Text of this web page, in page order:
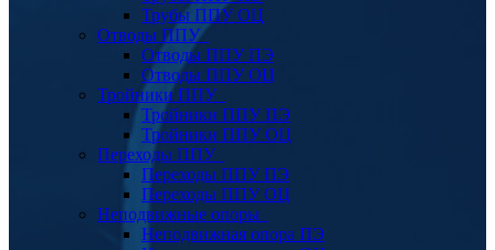
Трубы ППУ ОЦ
Отводы ППУ
Отводы ППУ ПЭ
Отводы ППУ ОЦ
Тройники ППУ
Тройники ППУ ПЭ
Тройники ППУ ОЦ
Переходы ППУ
Переходы ППУ ПЭ
Переходы ППУ ОЦ
Неподвижные опоры
Неподвижная опора ПЭ